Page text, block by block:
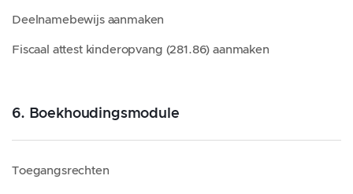
Deelnamebewijs aanmaken
Fiscaal attest kinderopvang (281.86) aanmaken
6. Boekhoudingsmodule
Toegangsrechten